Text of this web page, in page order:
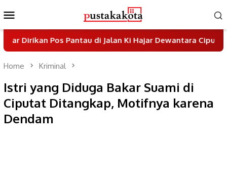
to
contentMenu
Pantau di Jalan Ki Hajar Dewantara Ciputat
Home Kriminal
Istri yang Diduga Bakar Suami di
Ciputat Ditangkap, Motifnya karena
Dendam